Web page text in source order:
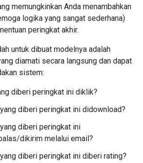
memungkinkan Anda menambahkan
logika yang sangat sederhana)
peringkat akhir.
untuk dibuat modelnya adalah
diamati secara langsung dan dapat
sistem:
diberi peringkat ini diklik?
diberi peringkat ini didownload?
diberi peringkat ini
dikirim melalui email?
diberi peringkat ini diberi rating?